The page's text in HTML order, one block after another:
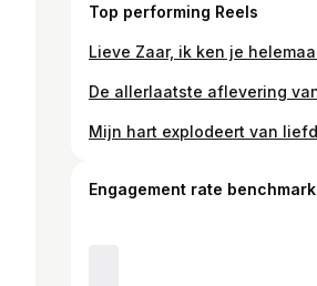
Top performing Reels
Engagement rate benchmark